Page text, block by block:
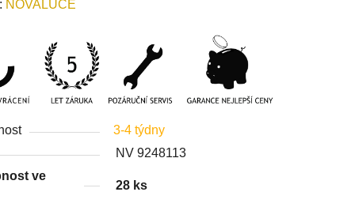
NOVALUCE
3-4 týdny
NV 9248113
ve
28 ks